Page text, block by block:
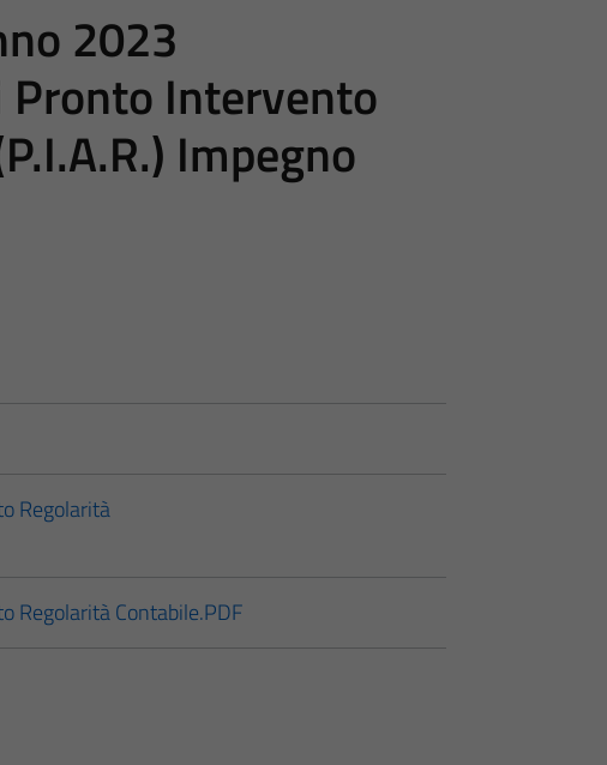
2023
Pronto Intervento
Impegno
Regolarità
Regolarità Contabile.PDF